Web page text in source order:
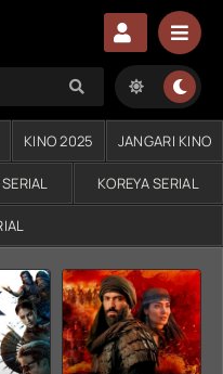
KINO 2025 JANGARI KINO
SERIAL KOREYA SERIAL